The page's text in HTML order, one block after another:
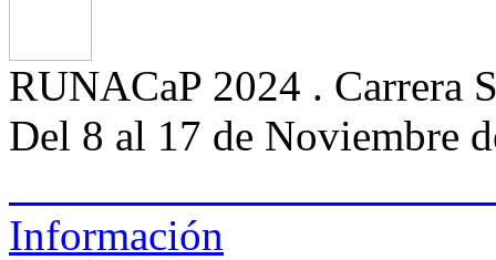
RUNACaP 2024 . Carrera
Del 8 al 17 de Noviembre
Información